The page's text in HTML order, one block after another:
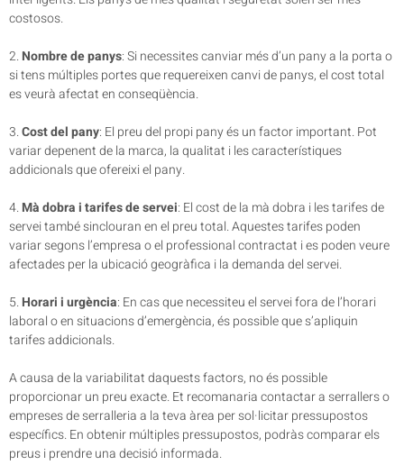
costosos.
2.Nombre de panys: Si necessites canviar més d’un pany a la porta o
si tens múltiples portes que requereixen canvi de panys, el cost total
es veurà afectat en conseqüència.
3.Cost del pany: El preu del propi pany és un factor important. Pot
variar depenent de la marca, la qualitat i les característiques
addicionals que ofereixi el pany.
4.Mà dobra i tarifes de servei: El cost de la mà dobra i les tarifes de
servei també sinclouran en el preu total. Aquestes tarifes poden
variar segons l’empresa o el professional contractat i es poden veure
afectades per la ubicació geogràfica i la demanda del servei.
5.Horari i urgència: En cas que necessiteu el servei fora de l’horari
laboral o en situacions d’emergència, és possible que s’apliquin
tarifes addicionals.
A causa de la variabilitat daquests factors, no és possible
proporcionar un preu exacte. Et recomanaria contactar a serrallers o
empreses de serralleria a la teva àrea per sol·licitar pressupostos
específics. En obtenir múltiples pressupostos, podràs comparar els
preus i prendre una decisió informada.